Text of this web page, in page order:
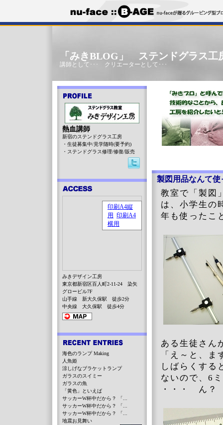
「みきBLOG」 ステンドグラス工
講師として･･･ クリエーターとして･･･
製図用品なんて
教室で「製図
は、小学生の
年も使ったこ
ある生徒さん
「え～と、
しばらくす
ないので、6
・・・ ん？
熱血講師
新宿のステンドグラス工房
・生徒募集中/見学随時(要予約)
・ステンドグラス修理/修復/販売
みきデザイン工房
東京都新宿区百人町2-11-24 染矢
グロービル7F
山手線 新大久保駅 徒歩2分
中央線 大久保駅 徒歩4分
海色のランプ Making
人魚姫
涼しげなブラケットランプ
ガラスのスイミー
ガラスの魚
「黄色」といえば
サッカーW杯中だから？ 「...
サッカーW杯中だから？ 「...
サッカーW杯中だから？ 「...
地震お見舞い